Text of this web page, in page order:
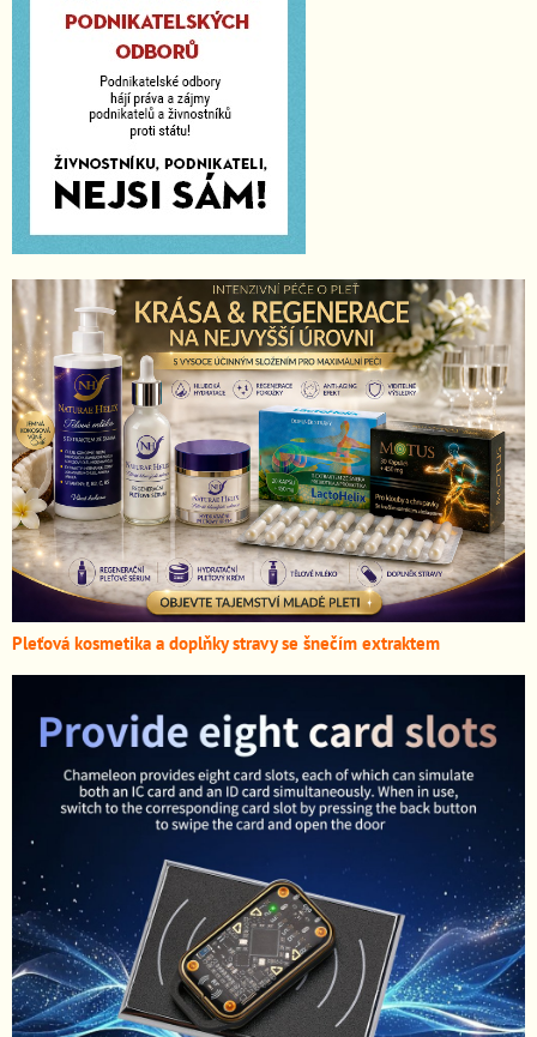
Pleťová kosmetika a doplňky stravy se šnečím extraktem